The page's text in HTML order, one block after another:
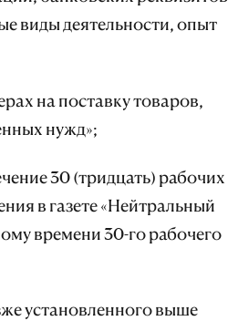
виды деятельности, опыт
на поставку товаров,
нужд»;
30 (тридцать) рабочих
в газете «Нейтральный
времени 30-го рабочего
установленного выше